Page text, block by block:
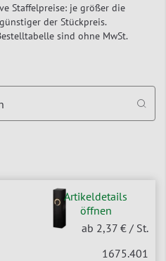
Staffelpreise: je größer die
der Stückpreis.
sind ohne MwSt.
Artikeldetails
öffnen
ab 2,37 € / St.
1675.401